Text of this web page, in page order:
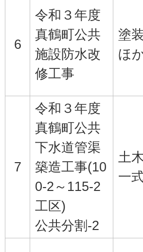
6
令和３年度
真鶴町公共
施設防水改
修工事
塗装
ほ
7
令和３年度
真鶴町公共
下水道管渠
築造工事(10
0-2～115-2
工区)
公共分割-2
土
一